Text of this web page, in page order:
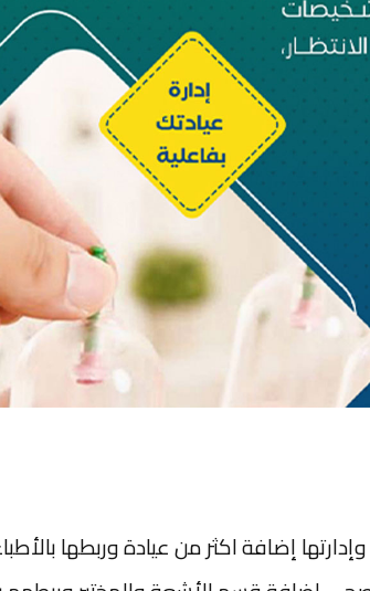
وإدارتها إضافة اكثر من عيادة وربطها